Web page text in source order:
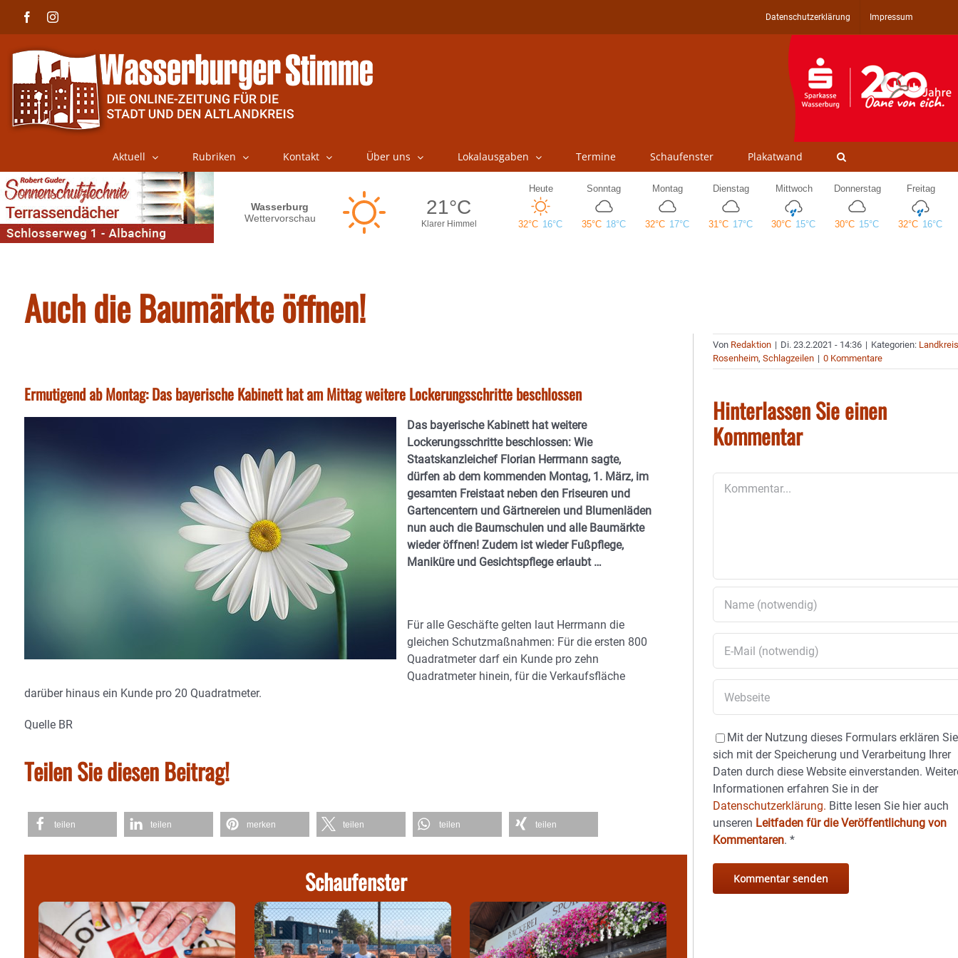
FacebookInstagram Datenschutzerklärung Impressum
Aktuell Rubriken Kontakt Über uns Lokalausgaben Termine Schaufenster Plakatwand
Auch die Baumärkte öffnen!
Ermutigend ab Montag: Das bayerische Kabinett hat am Mittag weitere Lockerungsschritte beschlossen
Das bayerische Kabinett hat weitere
Lockerungsschritte beschlossen: Wie
Staatskanzleichef Florian Herrmann sagte,
dürfen ab dem kommenden Montag, 1. März, im
gesamten Freistaat neben den Friseuren und
Gartencentern und Gärtnereien und Blumenläden
nun auch die Baumschulen und alle Baumärkte
wieder öffnen! Zudem ist wieder Fußpflege,
Maniküre und Gesichtspflege erlaubt …
Für alle Geschäfte gelten laut Herrmann die
gleichen Schutzmaßnahmen: Für die ersten 800
Quadratmeter darf ein Kunde pro zehn
Quadratmeter hinein, für die Verkaufsfläche
darüber hinaus ein Kunde pro 20 Quadratmeter.
Quelle BR
Teilen Sie diesen Beitrag!
teilen teilen merken teilen teilen teilen
Schaufenster
Von Redaktion | Di. 23.2.2021 - 14:36 | Kategorien:
Rosenheim,Schlagzeilen | 0 Kommentare
Hinterlassen Sie einen
Kommentar
Mit der Nutzung dieses Formulars erklären Sie
sich mit der Speicherung und Verarbeitung Ihrer
Daten durch diese Website einverstanden.
Informationen erfahren Sie in der
Datenschutzerklärung. Bitte lesen Sie hier auch
unseren Leitfaden für die Veröffentlichung von
Kommentaren.*